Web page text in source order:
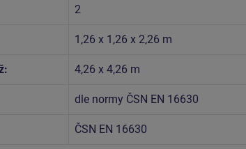
2
1,26 x 1,26 x 2,26 m
4,26 x 4,26 m
dle normy ČSN EN 16630
ČSN EN 16630